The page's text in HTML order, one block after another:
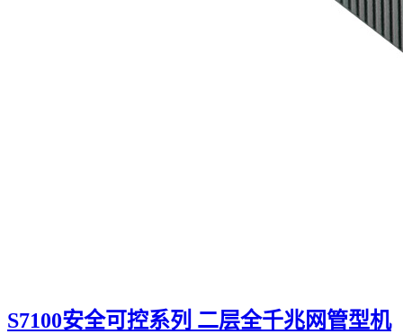
S7100安全可控系列 二层全千兆网管型机